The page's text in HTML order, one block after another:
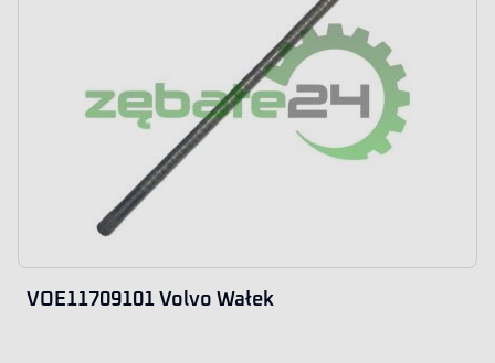
VOE11709101 Volvo Wałek